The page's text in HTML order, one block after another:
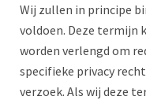
Wij zullen in principe
voldoen. Deze termijn
worden verlengd om
specifieke privacy
verzoek. Als wij deze